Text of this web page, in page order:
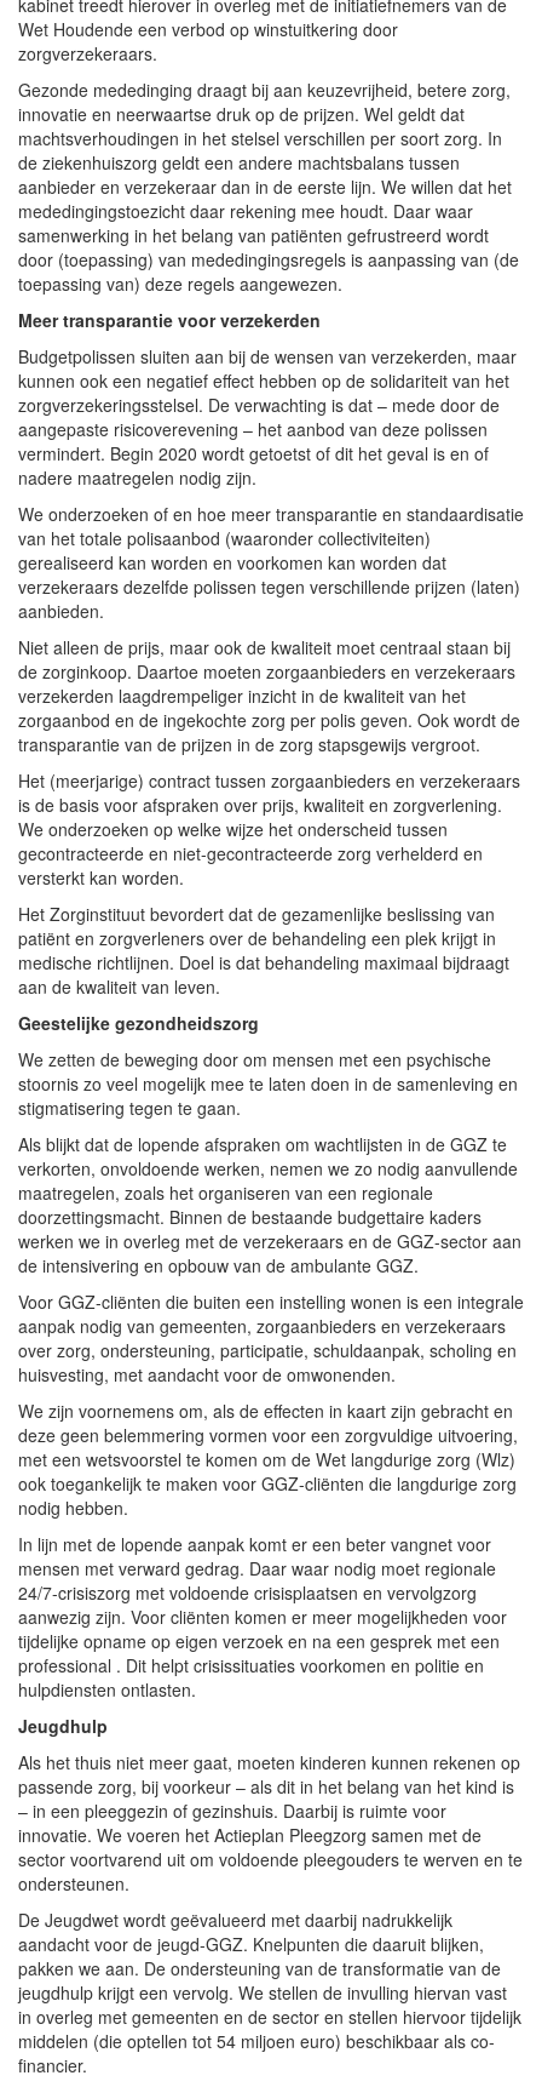
Wet Houdende een verbod op winstuitkering door
zorgverzekeraars.
Gezonde mededinging draagt bij aan keuzevrijheid, betere zorg,
innovatie en neerwaartse druk op de prijzen. Wel geldt dat
machtsverhoudingen in het stelsel verschillen per soort zorg. In
de ziekenhuiszorg geldt een andere machtsbalans tussen
aanbieder en verzekeraar dan in de eerste lijn. We willen dat het
mededingingstoezicht daar rekening mee houdt. Daar waar
samenwerking in het belang van patiënten gefrustreerd wordt
door (toepassing) van mededingingsregels is aanpassing van (de
toepassing van) deze regels aangewezen.
Meer transparantie voor verzekerden
Budgetpolissen sluiten aan bij de wensen van verzekerden, maar
kunnen ook een negatief effect hebben op de solidariteit van het
zorgverzekeringsstelsel. De verwachting is dat – mede door de
aangepaste risicoverevening – het aanbod van deze polissen
vermindert. Begin 2020 wordt getoetst of dit het geval is en of
nadere maatregelen nodig zijn.
We onderzoeken of en hoe meer transparantie en standaardisatie
van het totale polisaanbod (waaronder collectiviteiten)
gerealiseerd kan worden en voorkomen kan worden dat
verzekeraars dezelfde polissen tegen verschillende prijzen (laten)
aanbieden.
Niet alleen de prijs, maar ook de kwaliteit moet centraal staan bij
de zorginkoop. Daartoe moeten zorgaanbieders en verzekeraars
verzekerden laagdrempeliger inzicht in de kwaliteit van het
zorgaanbod en de ingekochte zorg per polis geven. Ook wordt de
transparantie van de prijzen in de zorg stapsgewijs vergroot.
Het (meerjarige) contract tussen zorgaanbieders en verzekeraars
is de basis voor afspraken over prijs, kwaliteit en zorgverlening.
We onderzoeken op welke wijze het onderscheid tussen
gecontracteerde en niet-gecontracteerde zorg verhelderd en
versterkt kan worden.
Het Zorginstituut bevordert dat de gezamenlijke beslissing van
patiënt en zorgverleners over de behandeling een plek krijgt in
medische richtlijnen. Doel is dat behandeling maximaal bijdraagt
aan de kwaliteit van leven.
Geestelijke gezondheidszorg
We zetten de beweging door om mensen met een psychische
stoornis zo veel mogelijk mee te laten doen in de samenleving en
stigmatisering tegen te gaan.
Als blijkt dat de lopende afspraken om wachtlijsten in de GGZ te
verkorten, onvoldoende werken, nemen we zo nodig aanvullende
maatregelen, zoals het organiseren van een regionale
doorzettingsmacht. Binnen de bestaande budgettaire kaders
werken we in overleg met de verzekeraars en de GGZ-sector aan
de intensivering en opbouw van de ambulante GGZ.
Voor GGZ-cliënten die buiten een instelling wonen is een integrale
aanpak nodig van gemeenten, zorgaanbieders en verzekeraars
over zorg, ondersteuning, participatie, schuldaanpak, scholing en
huisvesting, met aandacht voor de omwonenden.
We zijn voornemens om, als de effecten in kaart zijn gebracht en
deze geen belemmering vormen voor een zorgvuldige uitvoering,
met een wetsvoorstel te komen om de Wet langdurige zorg (Wlz)
ook toegankelijk te maken voor GGZ-cliënten die langdurige zorg
nodig hebben.
In lijn met de lopende aanpak komt er een beter vangnet voor
mensen met verward gedrag. Daar waar nodig moet regionale
24/7-crisiszorg met voldoende crisisplaatsen en vervolgzorg
aanwezig zijn. Voor cliënten komen er meer mogelijkheden voor
tijdelijke opname op eigen verzoek en na een gesprek met een
professional . Dit helpt crisissituaties voorkomen en politie en
hulpdiensten ontlasten.
Jeugdhulp
Als het thuis niet meer gaat, moeten kinderen kunnen rekenen op
passende zorg, bij voorkeur – als dit in het belang van het kind is
– in een pleeggezin of gezinshuis. Daarbij is ruimte voor
innovatie. We voeren het Actieplan Pleegzorg samen met de
sector voortvarend uit om voldoende pleegouders te werven en te
ondersteunen.
De Jeugdwet wordt geëvalueerd met daarbij nadrukkelijk
aandacht voor de jeugd-GGZ. Knelpunten die daaruit blijken,
pakken we aan. De ondersteuning van de transformatie van de
jeugdhulp krijgt een vervolg. We stellen de invulling hiervan vast
in overleg met gemeenten en de sector en stellen hiervoor tijdelijk
middelen (die optellen tot 54 miljoen euro) beschikbaar als co-
financier.